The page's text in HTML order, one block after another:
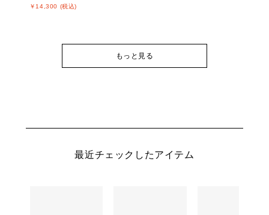
￥14,300 (税込)
もっと見る
最近チェックしたアイテム